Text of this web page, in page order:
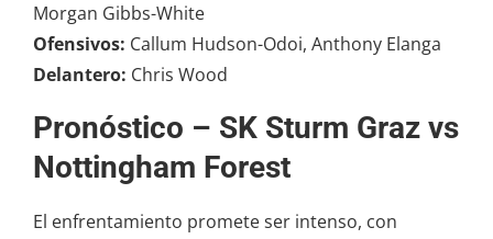
Morgan Gibbs-White
Ofensivos: Callum Hudson-Odoi, Anthony Elanga
Delantero: Chris Wood
Pronóstico – SK Sturm Graz vs
Nottingham Forest
El enfrentamiento promete ser intenso, con